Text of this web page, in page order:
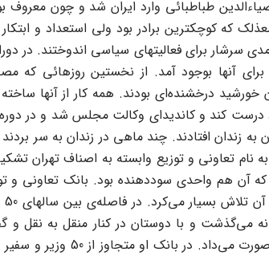
طباطبائى وارد ایران شد و چون معروف
که کوچکترین برادر بود ولى استعداد و
سرشار براى فعالیتهاى سیاسى
براى آنها بوجود آمد. از نخستین روزهائى
سیاسى ایران خورشید درخشنده‌اى بودند. همه
خود درست کند و کاندیداى وکالت مجلس شد و
زندان افتادند. چند ماهى در زندان به سر
به نام تعاونى و توزیع وابسته به اصناف
که آن هم واحدى سوددهنده بود. بانک تعاونى
مى‌گذشت و با دوستان در کنار منقل به نقل و
زمین‌خورده حمایت مى‌کرد